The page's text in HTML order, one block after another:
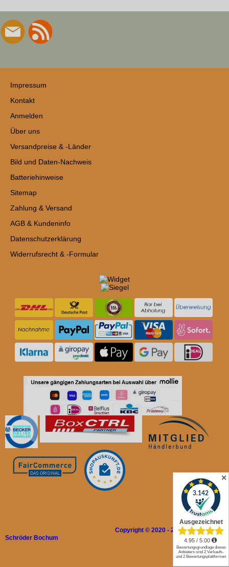
Impressum
Kontakt
Anmelden
Über uns
Versandpreise & -Länder
Bild und Daten-Nachweis
Batteriehinweise
Sitemap
Zahlung & Versand
AGB & Kundeninfo
Datenschutzerklärung
Widerrufsrecht & -Formular
Copyright © 2020 - 2026 Rolladen
Schröder Bochum
✕